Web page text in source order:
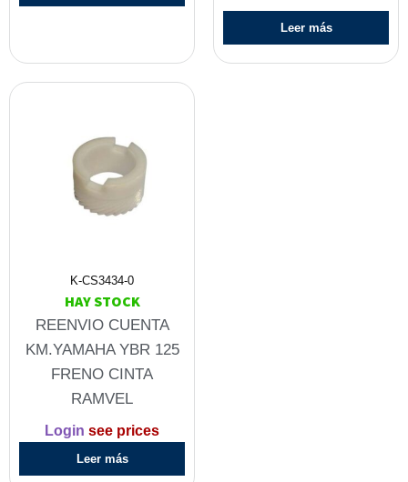
Leer más
K-CS3434-0
HAY STOCK
REENVIO CUENTA
KM.YAMAHA YBR 125
FRENO CINTA
RAMVEL
Login see prices
Leer más